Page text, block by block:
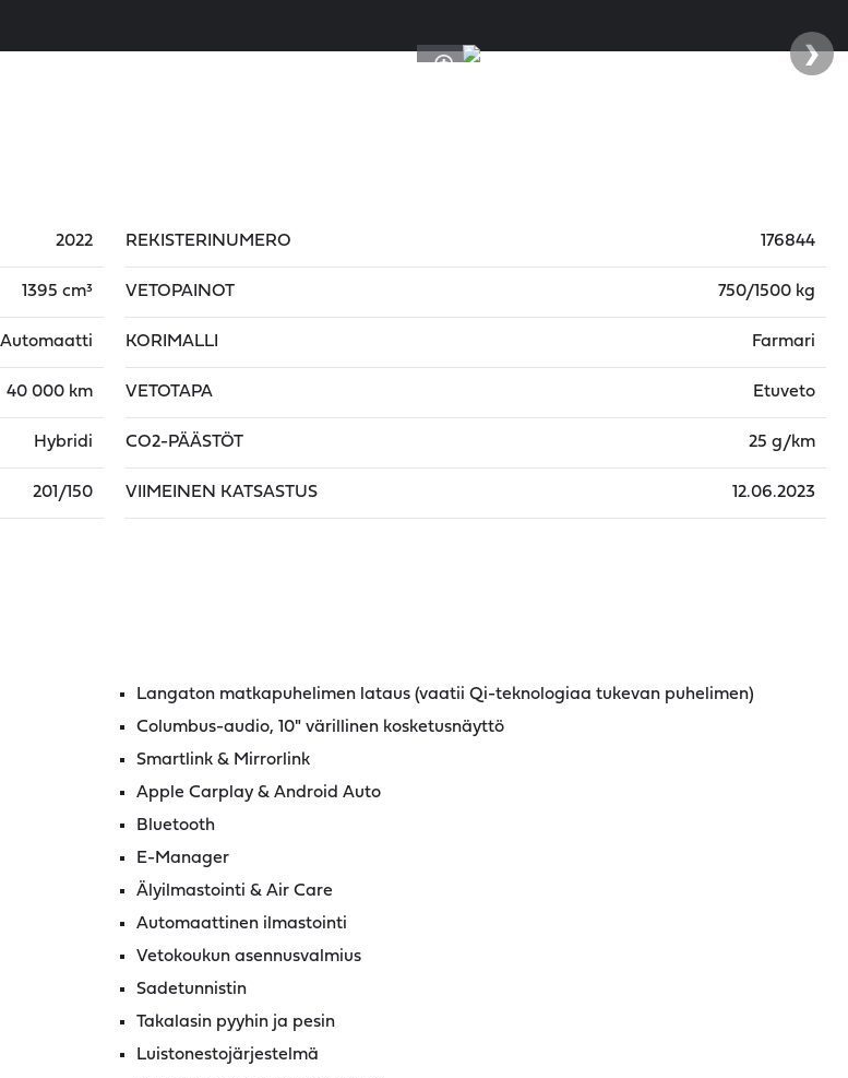
›
2022
1395 cm³
Automaatti
40 000 km
Hybridi
201/150
REKISTERINUMERO 176844
VETOPAINOT 750/1500 kg
KORIMALLI Farmari
VETOTAPA Etuveto
CO2-PÄÄSTÖT 25 g/km
VIIMEINEN KATSASTUS 12.06.2023
Langaton matkapuhelimen lataus (vaatii Qi-teknologiaa tukevan puhelimen)
Columbus-audio, 10" värillinen kosketusnäyttö
Smartlink & Mirrorlink
Apple Carplay & Android Auto
Bluetooth
E-Manager
Älyilmastointi & Air Care
Automaattinen ilmastointi
Vetokoukun asennusvalmius
Sadetunnistin
Takalasin pyyhin ja pesin
Luistonestojärjestelmä